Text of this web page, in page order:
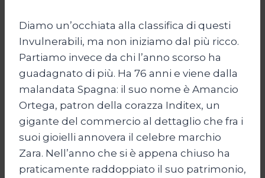
Diamo un’occhiata alla classifica di questi
Invulnerabili, ma non iniziamo dal più ricco.
Partiamo invece da chi l’anno scorso ha
guadagnato di più. Ha 76 anni e viene dalla
malandata Spagna: il suo nome è Amancio
Ortega, patron della corazza Inditex, un
gigante del commercio al dettaglio che fra i
suoi gioielli annovera il celebre marchio
Zara. Nell’anno che si è appena chiuso ha
praticamente raddoppiato il suo patrimonio,